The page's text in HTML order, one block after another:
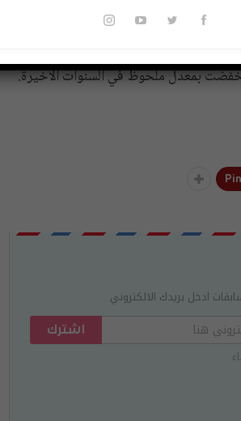
التي أطلقتها العام الماضي، والتي
العام الفائت سجلت انخفاضا بنسبة
ادخل بريدك الالكتروني
اشترك